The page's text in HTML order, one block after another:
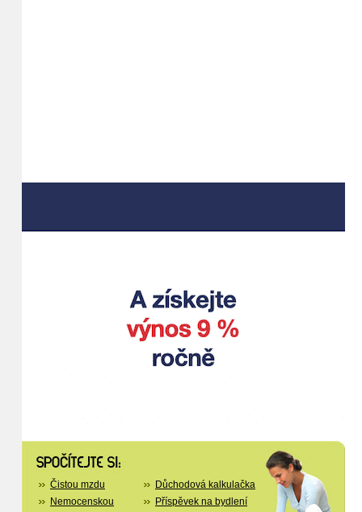
Čistou mzdu
Nemocenskou
Důchodová kalkulačka
Příspěvek na bydlení